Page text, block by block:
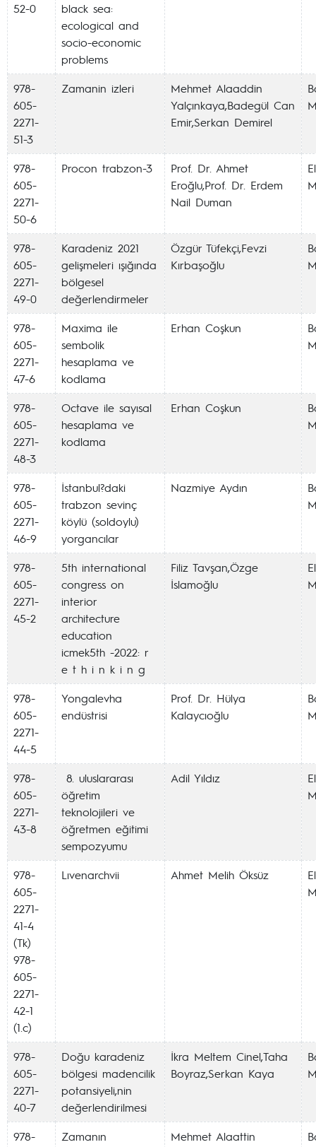
52-0
black sea:
ecological and
socio-economic
problems
978-
605-
2271-
51-3
Zamanin izleri
Mehmet Alaaddin
Yalçınkaya,Badegül Can
Emir,Serkan Demirel
978-
605-
2271-
50-6
Procon trabzon-3
Prof. Dr. Ahmet
Eroğlu,Prof. Dr. Erdem
Nail Duman
978-
605-
2271-
49-0
Karadeniz 2021
gelişmeleri ışığında
bölgesel
değerlendirmeler
Özgür Tüfekçi,Fevzi
Kırbaşoğlu
978-
605-
2271-
47-6
Maxima ile
sembolik
hesaplama ve
kodlama
Erhan Coşkun
978-
605-
2271-
48-3
Octave ile sayısal
hesaplama ve
kodlama
Erhan Coşkun
978-
605-
2271-
46-9
İstanbul?daki
trabzon sevinç
köylü (soldoylu)
yorgancılar
Nazmiye Aydın
978-
605-
2271-
45-2
5th international
congress on
interior
architecture
education
icmek5th -2022: r
e t h i n k i n g
Filiz Tavşan,Özge
İslamoğlu
978-
605-
2271-
44-5
Yongalevha
endüstrisi
Prof. Dr. Hülya
Kalaycıoğlu
978-
605-
2271-
43-8
8. uluslararası
öğretim
teknolojileri ve
öğretmen eğitimi
sempozyumu
Adil Yıldız
978-
605-
2271-
41-4
(Tk)
978-
605-
2271-
42-1
(1.c)
Lıvenarchvii Ahmet Melih Öksüz
978-
605-
2271-
40-7
Doğu karadeniz
bölgesi madencilik
potansiyeli,nin
değerlendirilmesi
İkra Meltem Cinel,Taha
Boyraz,Serkan Kaya
978-
Zamanın
Mehmet Alaattin